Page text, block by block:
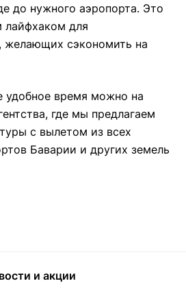
до нужного аэропорта. Это
лайфхаком для
желающих сэкономить на
удобное время можно на
где мы предлагаем
с вылетом из всех
Баварии и других земель
и акции